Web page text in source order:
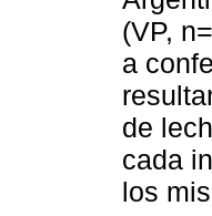
(VP,
a
de
cada
los